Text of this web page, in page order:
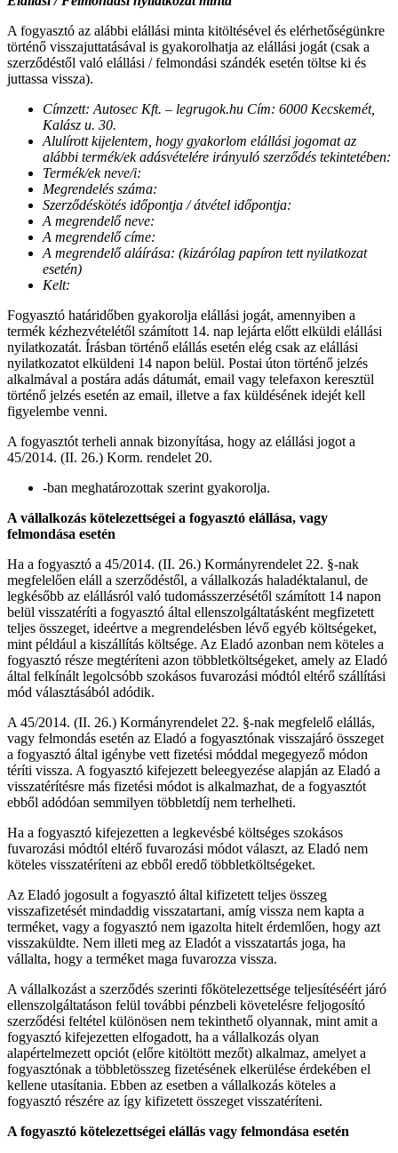
A fogyasztó az alábbi elállási minta kitöltésével és elérhetőségünkre
történő visszajuttatásával is gyakorolhatja az elállási jogát (csak a
szerződéstől való elállási / felmondási szándék esetén töltse ki és
juttassa vissza).
Címzett: Autosec Kft. – legrugok.hu Cím: 6000 Kecskemét,
Kalász u. 30.
Alulírott kijelentem, hogy gyakorlom elállási jogomat az
alábbi termék/ek adásvételére irányuló szerződés tekintetében:
Termék/ek neve/i:
Megrendelés száma:
Szerződéskötés időpontja / átvétel időpontja:
A megrendelő neve:
A megrendelő címe:
A megrendelő aláírása: (kizárólag papíron tett nyilatkozat
esetén)
Kelt:
Fogyasztó határidőben gyakorolja elállási jogát, amennyiben a
termék kézhezvételétől számított 14. nap lejárta előtt elküldi elállási
nyilatkozatát. Írásban történő elállás esetén elég csak az elállási
nyilatkozatot elküldeni 14 napon belül. Postai úton történő jelzés
alkalmával a postára adás dátumát, email vagy telefaxon keresztül
történő jelzés esetén az email, illetve a fax küldésének idejét kell
figyelembe venni.
A fogyasztót terheli annak bizonyítása, hogy az elállási jogot a
45/2014. (II. 26.) Korm. rendelet 20.
-ban meghatározottak szerint gyakorolja.
A vállalkozás kötelezettségei a fogyasztó elállása, vagy
felmondása esetén
Ha a fogyasztó a 45/2014. (II. 26.) Kormányrendelet 22. §-nak
megfelelően eláll a szerződéstől, a vállalkozás haladéktalanul, de
legkésőbb az elállásról való tudomásszerzésétől számított 14 napon
belül visszatéríti a fogyasztó által ellenszolgáltatásként megfizetett
teljes összeget, ideértve a megrendelésben lévő egyéb költségeket,
mint például a kiszállítás költsége. Az Eladó azonban nem köteles a
fogyasztó része megtéríteni azon többletköltségeket, amely az Eladó
által felkínált legolcsóbb szokásos fuvarozási módtól eltérő szállítási
mód választásából adódik.
A 45/2014. (II. 26.) Kormányrendelet 22. §-nak megfelelő elállás,
vagy felmondás esetén az Eladó a fogyasztónak visszajáró összeget
a fogyasztó által igénybe vett fizetési móddal megegyező módon
téríti vissza. A fogyasztó kifejezett beleegyezése alapján az Eladó a
visszatérítésre más fizetési módot is alkalmazhat, de a fogyasztót
ebből adódóan semmilyen többletdíj nem terhelheti.
Ha a fogyasztó kifejezetten a legkevésbé költséges szokásos
fuvarozási módtól eltérő fuvarozási módot választ, az Eladó nem
köteles visszatéríteni az ebből eredő többletköltségeket.
Az Eladó jogosult a fogyasztó által kifizetett teljes összeg
visszafizetését mindaddig visszatartani, amíg vissza nem kapta a
terméket, vagy a fogyasztó nem igazolta hitelt érdemlően, hogy azt
visszaküldte. Nem illeti meg az Eladót a visszatartás joga, ha
vállalta, hogy a terméket maga fuvarozza vissza.
A vállalkozást a szerződés szerinti főkötelezettsége teljesítéséért járó
ellenszolgáltatáson felül további pénzbeli követelésre feljogosító
szerződési feltétel különösen nem tekinthető olyannak, mint amit a
fogyasztó kifejezetten elfogadott, ha a vállalkozás olyan
alapértelmezett opciót (előre kitöltött mezőt) alkalmaz, amelyet a
fogyasztónak a többletösszeg fizetésének elkerülése érdekében el
kellene utasítania. Ebben az esetben a vállalkozás köteles a
fogyasztó részére az így kifizetett összeget visszatéríteni.
A fogyasztó kötelezettségei elállás vagy felmondása esetén